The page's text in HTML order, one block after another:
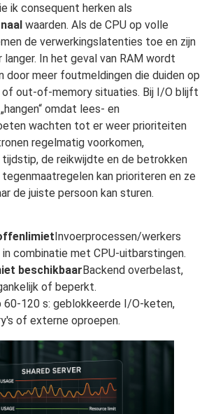
ik consequent herken als
waarden. Als de CPU op volle
de verwerkingslatenties toe en zijn
langer. In het geval van RAM wordt
door meer foutmeldingen die duiden op
out-of-memory situaties. Bij I/O blijft
omdat lees- en
wachten tot er weer prioriteiten
regelmatig voorkomen,
de reikwijdte en de betrokken
kan prioriteren en ze
de juiste persoon kan sturen.
Invoerprocessen/werkers
combinatie met CPU-uitbarstingen.
beschikbaarBackend overbelast,
of beperkt.
60-120 s: geblokkeerde I/O-keten,
of externe oproepen.